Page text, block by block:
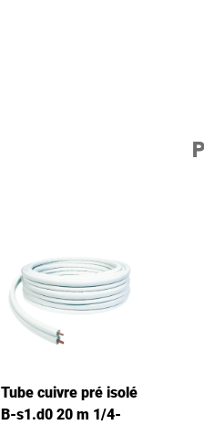
Tube cuivre pré isolé
B-s1.d0 20 m 1/4-